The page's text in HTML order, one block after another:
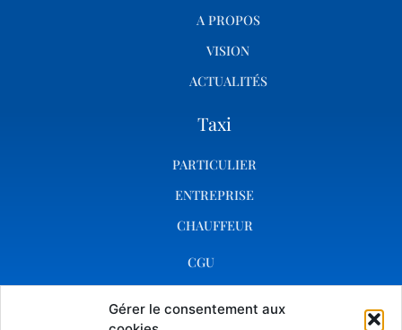
Gérer le consentement aux
A PROPOS
VISION
ACTUALITÉS
Taxi
PARTICULIER
ENTREPRISE
CHAUFFEUR
CGU
MENTIONS LÉGALES